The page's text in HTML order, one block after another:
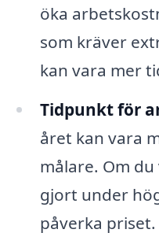
öka
som kräver
kan vara mer
Tidpunkt för
året kan vara
målare. Om
gjort under
påverka